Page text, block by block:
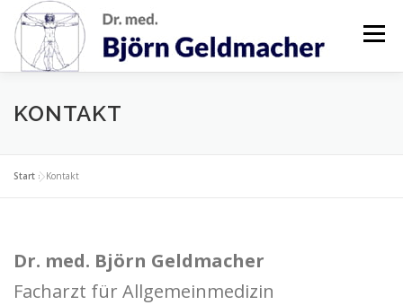
Zum
Inhalt
springen
Menü
AKTUELLES
VIDEO
KONTAKT
Start »Kontakt
Dr. med. Björn Geldmacher
Facharzt für Allgemeinmedizin